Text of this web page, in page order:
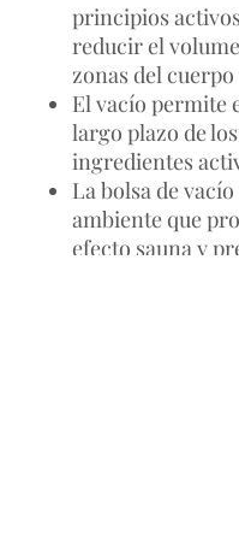
principios
reducir el
zonas del
El vacío permite
largo plazo de los
ingredientes
La bolsa de
ambiente que
efecto sauna y